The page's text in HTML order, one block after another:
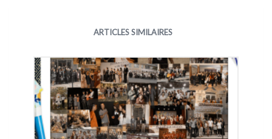
ARTICLES SIMILAIRES